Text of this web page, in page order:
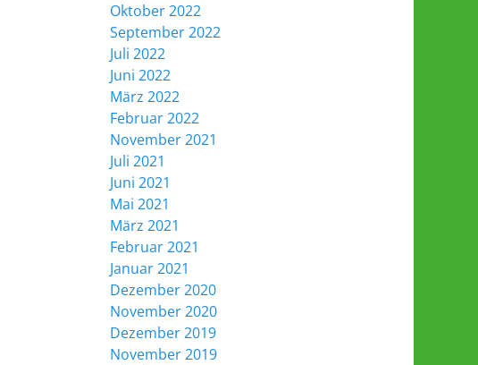
Oktober 2022
September 2022
Juli 2022
Juni 2022
März 2022
Februar 2022
November 2021
Juli 2021
Juni 2021
Mai 2021
März 2021
Februar 2021
Januar 2021
Dezember 2020
November 2020
Dezember 2019
November 2019